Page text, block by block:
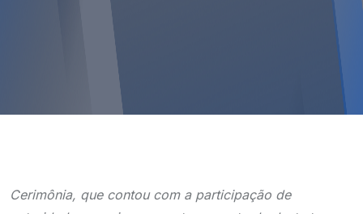
Cerimônia, que contou com a participação de